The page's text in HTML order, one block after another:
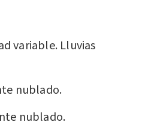
variable. Lluvias
nublado.
nublado.